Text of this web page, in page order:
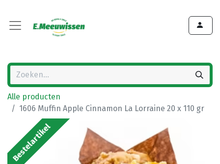
Alle producten
1606 Muffin Apple Cinnamon La Lorraine 20 x 110 gr
Bestelartikel